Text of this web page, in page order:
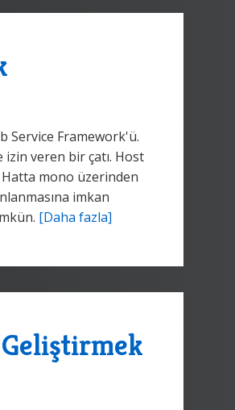
Service Framework'ü.
izin veren bir çatı. Host
mono üzerinden
imkan
[Daha fazla]
Geliştirmek